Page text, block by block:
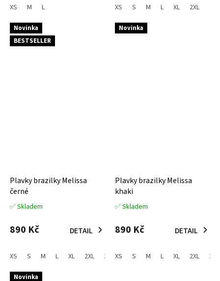
z
hvězdiček.
XS M L
z
hvězdiček.
XS S M L XL 2XL
Novinka
BESTSELLER
Plavky brazilky Melissa
černé
Průměrné
produktu
je
z
hvězdiček.
✅ Skladem
890 Kč DETAIL
XS S M L XL 2XL 3XL
Novinka
Plavky brazilky Melissa
khaki
Průměrné
produktu
je
z
✅ Skladem
890 Kč DETAIL
XS S M L XL 2XL 3XL
Novinka